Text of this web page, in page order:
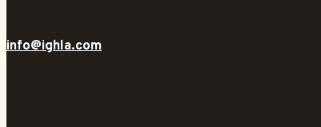
info@ighla.com